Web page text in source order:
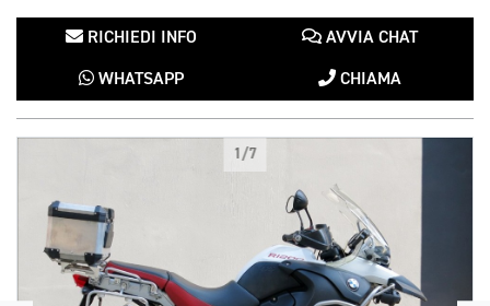
RICHIEDI INFO AVVIA CHAT
WHATSAPP CHIAMA
1/7